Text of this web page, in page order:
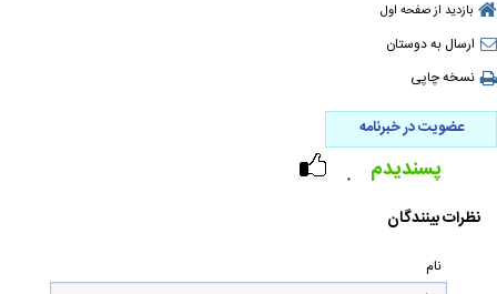
بازدید از صفحه اول
ارسال به دوستان
نسخه چاپی
عضویت در خبرنامه
۰ پسندیدم
نظرات بینندگان
نام